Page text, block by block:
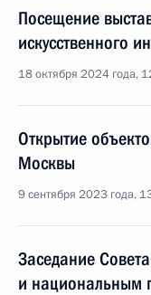
Посещение
искусственного
18 октября 2024 года,
Открытие
Москвы
9 сентября 2023 года,
Заседание
и национальным